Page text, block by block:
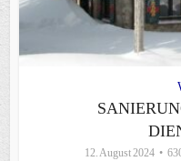
12. August 2024